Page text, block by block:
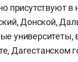
присутствуют в
Донской,
университеты,
Дагестанском